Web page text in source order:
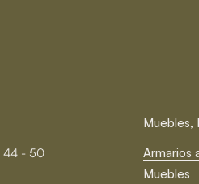
44 - 50
Muebles,
Armarios
Muebles